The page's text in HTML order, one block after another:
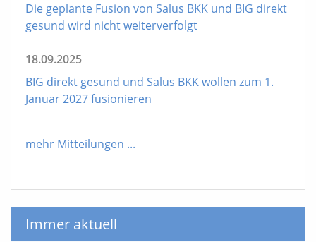
Die geplante Fusion von Salus BKK und BIG direkt
gesund wird nicht weiterverfolgt
18.09.2025
BIG direkt gesund und Salus BKK wollen zum 1.
Januar 2027 fusionieren
mehr Mitteilungen ...
Immer aktuell